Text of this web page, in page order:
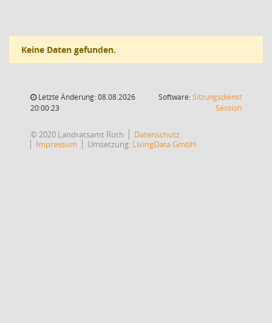
Keine Daten gefunden.
Letzte Änderung: 08.08.2026
20:00:23
Software:Sitzungsdienst
Session(Wird in
© 2020 Landratsamt Roth
Datenschutz
Impressum
Umsetzung: LivingData GmbH